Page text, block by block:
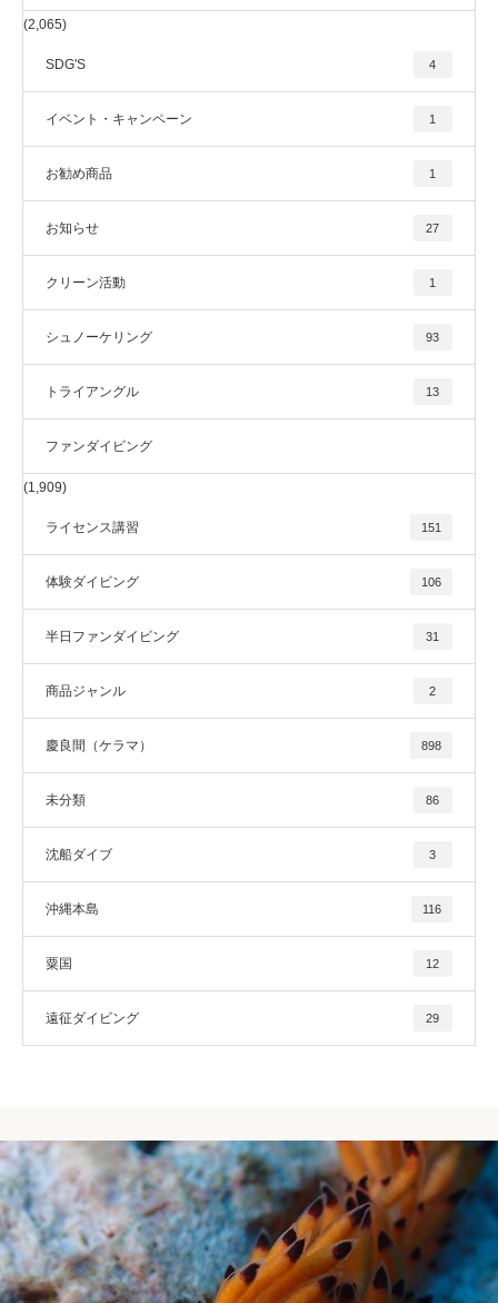
(2,065)
SDG'S 4
イベント・キャンペーン 1
お勧め商品 1
お知らせ 27
クリーン活動 1
シュノーケリング 93
トライアングル 13
ファンダイビング
(1,909)
ライセンス講習 151
体験ダイビング 106
半日ファンダイビング 31
商品ジャンル 2
慶良間（ケラマ） 898
未分類 86
沈船ダイブ 3
沖縄本島 116
粟国 12
遠征ダイビング 29